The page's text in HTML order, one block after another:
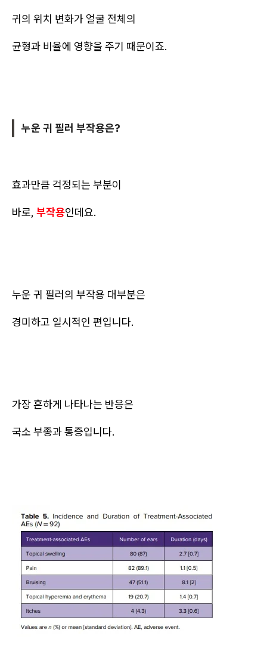
귀의 위치 변화가 얼굴 전체의
균형과 비율에 영향을 주기 때문이죠.
누운 귀 필러 부작용은?
효과만큼 걱정되는 부분이
바로, 부작용인데요.
누운 귀 필러의 부작용 대부분은
경미하고 일시적인 편입니다.
가장 흔하게 나타나는 반응은
국소 부종과 통증입니다.